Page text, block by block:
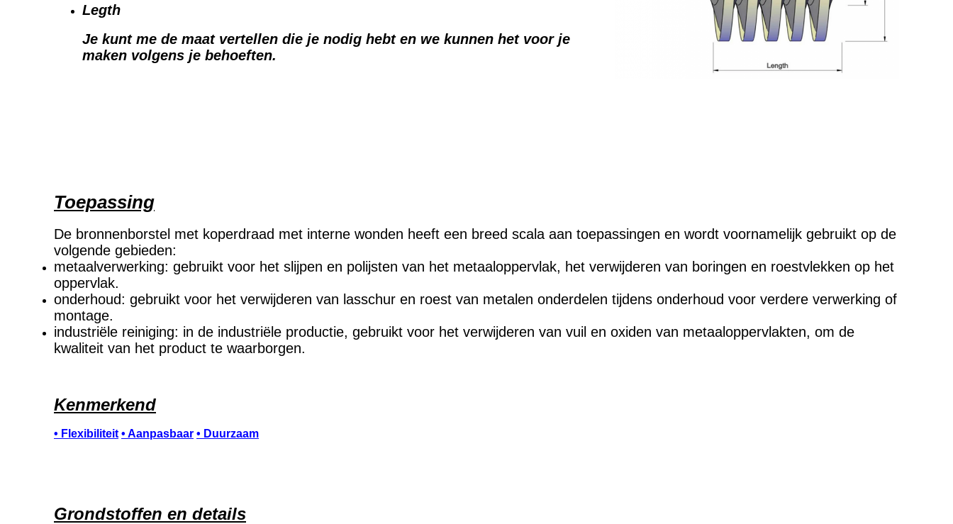
Legth
Je kunt me de maat vertellen die je nodig hebt en we kunnen het voor je
maken volgens je behoeften.
Toepassing
De bronnenborstel met koperdraad met interne wonden heeft een breed scala aan toepassingen en wordt voornamelijk gebruikt op de
volgende gebieden:
metaalverwerking: gebruikt voor het slijpen en polijsten van het metaaloppervlak, het verwijderen van boringen en roestvlekken op het
oppervlak.
onderhoud: gebruikt voor het verwijderen van lasschur en roest van metalen onderdelen tijdens onderhoud voor verdere verwerking of
montage.
industriële reiniging: in de industriële productie, gebruikt voor het verwijderen van vuil en oxiden van metaaloppervlakten, om de
kwaliteit van het product te waarborgen.
Kenmerkend
• Flexibiliteit • Aanpasbaar • Duurzaam
Grondstoffen en details